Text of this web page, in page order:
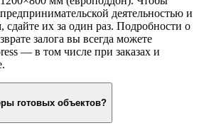
деятельностью и
сдайте их за один раз. Подробности о
залога вы всегда можете
— в том числе при заказах и
готовых объектов?